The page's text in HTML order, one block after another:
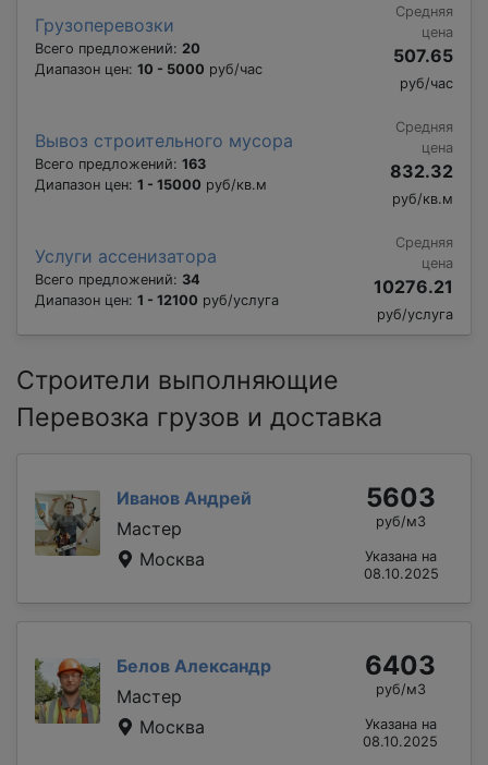
Грузоперевозки
Всего предложений: 20
Диапазон цен: 10 - 5000 руб/час
Средняя
цена
507.65
руб/час
Вывоз строительного мусора
Всего предложений: 163
Диапазон цен: 1 - 15000 руб/кв.м
Средняя
цена
832.32
руб/кв.м
Услуги ассенизатора
Всего предложений: 34
Диапазон цен: 1 - 12100 руб/услуга
Средняя
цена
10276.21
руб/услуга
Строители выполняющие
Перевозка грузов и доставка
Иванов Андрей
Мастер
Москва
5603
руб/м3
Указана на
08.10.2025
Белов Александр
Мастер
Москва
6403
руб/м3
Указана на
08.10.2025